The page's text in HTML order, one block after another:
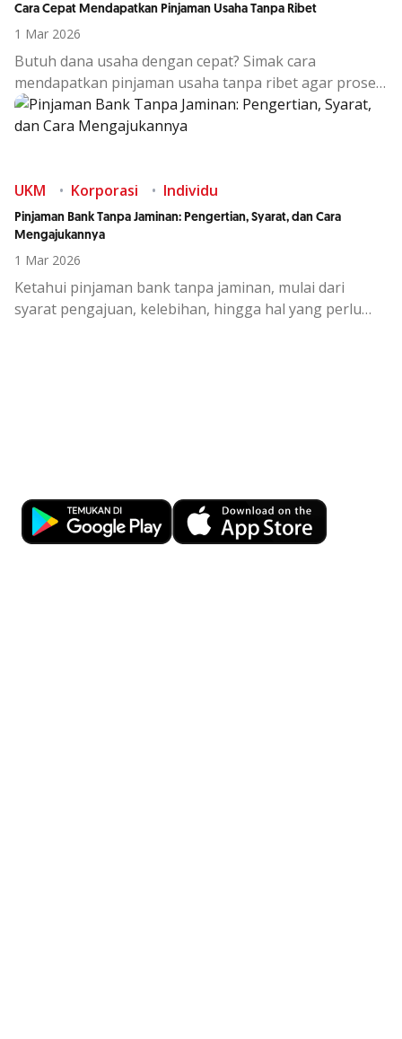
Cara Cepat Mendapatkan Pinjaman Usaha Tanpa Ribet
1 Mar 2026
Butuh dana usaha dengan cepat? Simak cara
mendapatkan pinjaman usaha tanpa ribet agar proses
lebih mudah dan peluang disetujui lebih besar.
UKM Korporasi Individu
Pinjaman Bank Tanpa Jaminan: Pengertian, Syarat, dan Cara
Mengajukannya
1 Mar 2026
Ketahui pinjaman bank tanpa jaminan, mulai dari
syarat pengajuan, kelebihan, hingga hal yang perlu